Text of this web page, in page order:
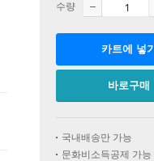
수량
카트에 넣기
바로구매
국내배송만 가능
문화비소득공제 가능